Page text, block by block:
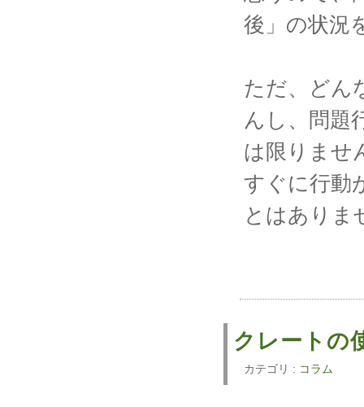
後」の状況
ただ、どん
んし、問題
は限りませ
すぐに行動
とはありま
クレートの
カテゴリ : コラム